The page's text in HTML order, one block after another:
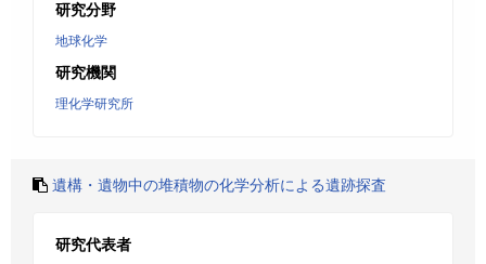
研究分野
地球化学
研究機関
理化学研究所
遺構・遺物中の堆積物の化学分析による遺跡探査
研究代表者